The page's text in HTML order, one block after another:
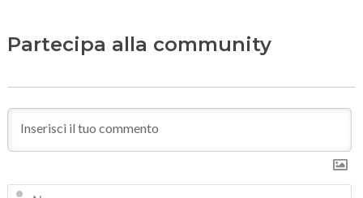
Partecipa alla community